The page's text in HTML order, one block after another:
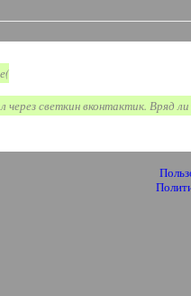
светкин вконтактик. Вряд